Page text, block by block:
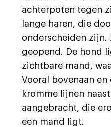
achterpoten tegen
lange haren, die
onderscheiden
geopend. De hond
zichtbare mand,
Vooral bovenaan
kromme lijnen
aangebracht, die
een mand ligt.